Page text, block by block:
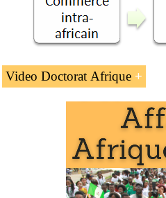
Video Doctorat Afrique